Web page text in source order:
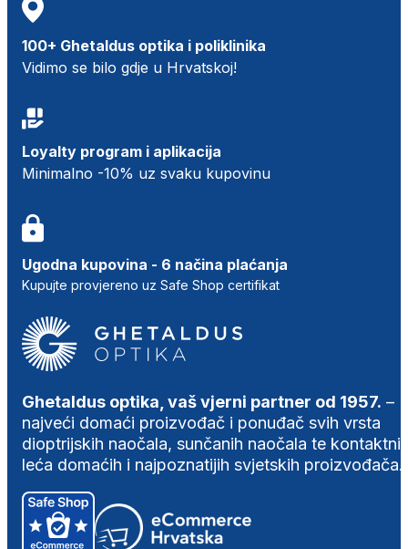
100+ Ghetaldus optika i poliklinika
Vidimo se bilo gdje u Hrvatskoj!
Loyalty program i aplikacija
Minimalno -10% uz svaku kupovinu
Ugodna kupovina - 6 načina plaćanja
Kupujte provjereno uz Safe Shop certifikat
Ghetaldus optika, vaš vjerni partner od 1957. –
najveći domaći proizvođač i ponuđač svih vrsta
dioptrijskih naočala, sunčanih naočala te
leća domaćih i najpoznatijih svjetskih proizvođača.